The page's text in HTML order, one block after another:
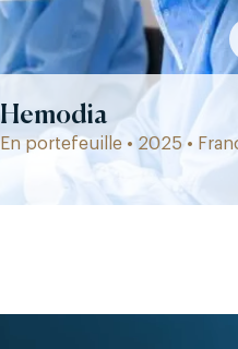
Hemodia
En portefeuille • 2025 •